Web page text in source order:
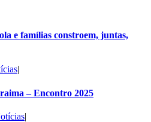
e famílias constroem, juntas,
|
– Encontro 2025
|